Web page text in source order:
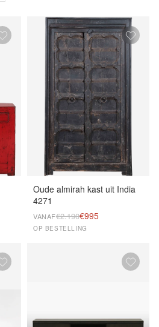
Oude almirah kast uit India
4271
VANAF€2.190€995
OP BESTELLING